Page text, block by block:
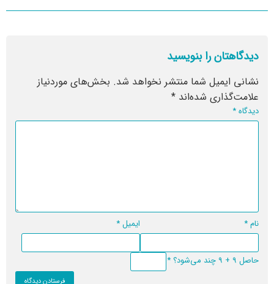
دیدگاهتان را بنویسید
نشانی ایمیل شما منتشر نخواهد شد. بخش‌های موردنیاز
علامت‌گذاری شده‌اند *
دیدگاه*
نام* ایمیل*
حاصل 9 + 9 چند می‌شود؟ *